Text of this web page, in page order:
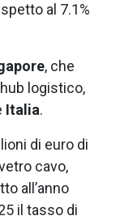
al 7.1%
, che
logistico,
Italia.
di euro di
cavo,
all’anno
il tasso di